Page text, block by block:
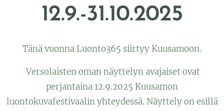
12.9.-31.10.2025
Tänä vuonna Luonto365 siirtyy Kuusamoon.
Versolaisten oman näyttelyn avajaiset ovat
perjantaina 12.9.2025 Kuusamon
luontokuvafestivaalin yhteydessä. Näyttely on esillä